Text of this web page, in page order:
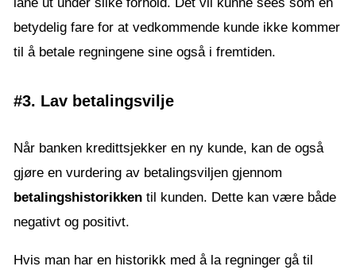
betydelig fare for at vedkommende kunde ikke kommer
til å betale regningene sine også i fremtiden.
#3. Lav betalingsvilje
Når banken kredittsjekker en ny kunde, kan de også
gjøre en vurdering av betalingsviljen gjennom
betalingshistorikken til kunden. Dette kan være både
negativt og positivt.
Hvis man har en historikk med å la regninger gå til